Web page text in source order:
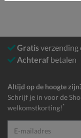
Gratisverzending
Achteraf betalen
Altijd op de hoogte
Schrijf je in voor de
welkomstkorting! *